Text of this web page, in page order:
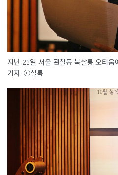
지난 23일 서울 관철동 북살롱 오티움
기자. ⓒ셜록